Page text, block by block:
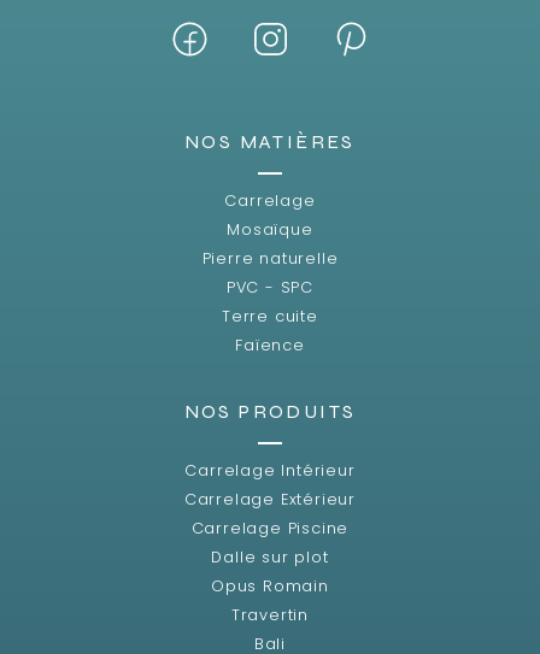
NOS MATIÈRES
Carrelage
Mosaïque
Pierre naturelle
PVC - SPC
Terre cuite
Faïence
NOS PRODUITS
Carrelage Intérieur
Carrelage Extérieur
Carrelage Piscine
Dalle sur plot
Opus Romain
Travertin
Bali